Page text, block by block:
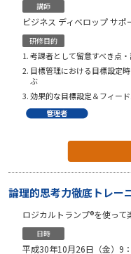
講師
ビジネス ディベロップ
研修目的
考課者として留意すべき点
目標管理における目標設定
ぶ
効果的な目標設定＆フィー
論理的思考力徹底トレー
ロジカルトランプ®を使って
日時
平成30年10月26日（金）9